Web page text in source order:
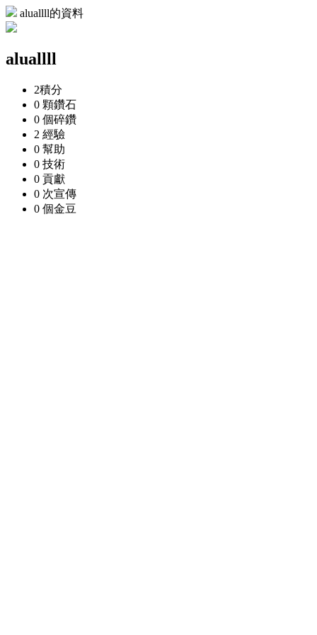
aluallll的資料
aluallll
2積分
0 顆鑽石
0 個碎鑽
2 經驗
0 幫助
0 技術
0 貢獻
0 次宣傳
0 個金豆